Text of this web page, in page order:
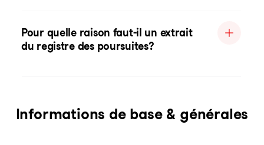
Pour quelle raison faut-il un extrait
du registre des poursuites?
Informations de base & générales